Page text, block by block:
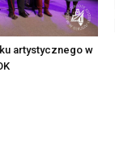
artystycznego w